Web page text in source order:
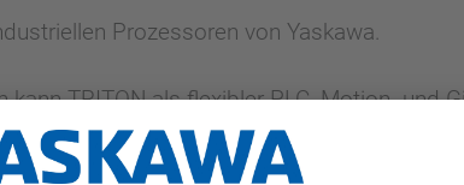
Prozessoren von Yaskawa.
kann TRITON als flexibler PLC, Motion- und
werden.